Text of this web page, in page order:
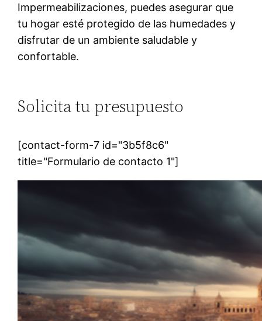
Impermeabilizaciones, puedes asegurar que
tu hogar esté protegido de las humedades y
disfrutar de un ambiente saludable y
confortable.
Solicita tu presupuesto
[contact-form-7 id="3b5f8c6"
title="Formulario de contacto 1"]